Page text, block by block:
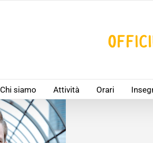
Chi siamo Attività Orari